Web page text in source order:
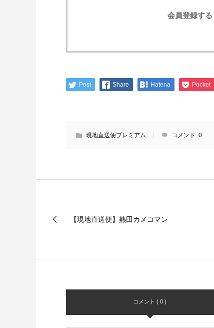
会員登録する
Post Share Hatena Pocket
現地直送便プレミアム コメント: 0
【現地直送便】熱田カメコマン
コメント ( 0 )